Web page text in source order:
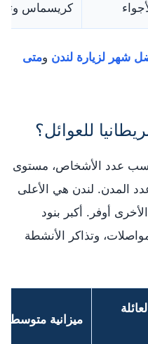
كريسماس
شهر لزيارة لندن ومتى
للعوائل؟
حسب عدد الأشخاص، مستوى
المدن. لندن هي الأعلى
أوفر. أكبر بنود
وتذاكر الأنشطة
ميزانية متوسطة